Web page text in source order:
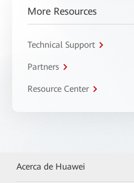
More Resources
Technical Support
Partners
Resource Center
Acerca de Huawei